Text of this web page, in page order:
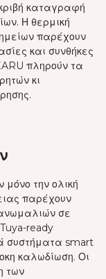
καταγραφή
Η θερμική
παρέχουν
και συνθήκες
πληρούν τα
κι
την ολική
παρέχουν
σε
ready
συστήματα smart
καλωδίωση. Οι
των